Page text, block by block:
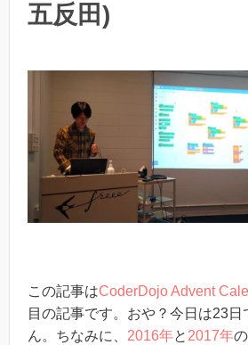
五反田)
この記事はCoderDojo Advent
目の記事です。おや？今日は23
ん。ちなみに、 2016年と 2017年